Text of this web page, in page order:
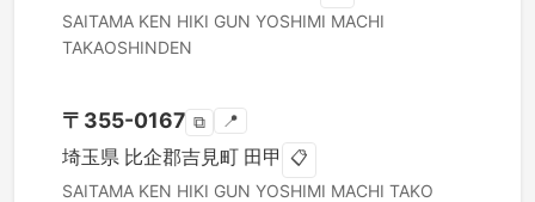
SAITAMA KEN HIKI GUN YOSHIMI MACHI
TAKAOSHINDEN
〒 355-0167 ⧉ 📍
埼玉県 比企郡吉見町 田甲 📋
SAITAMA KEN HIKI GUN YOSHIMI MACHI TAKO